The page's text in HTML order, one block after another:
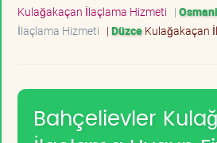
Kulağakaçan İlaçlama Hizmeti |
İlaçlama Hizmeti | DüzceKulağakaçan
Bahçelievler